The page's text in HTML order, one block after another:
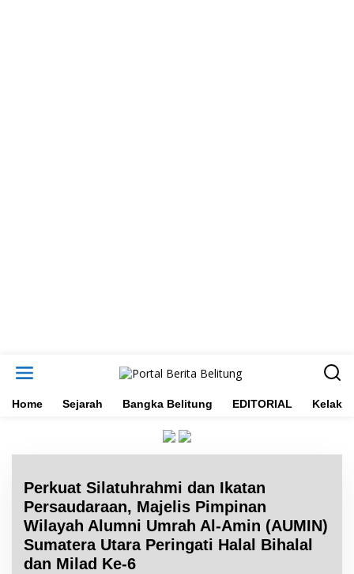
Home Sejarah Bangka Belitung EDITORIAL Kelakar
Perkuat Silatuhrahmi dan Ikatan
Persaudaraan, Majelis Pimpinan
Wilayah Alumni Umrah Al-Amin (AUMIN)
Sumatera Utara Peringati Halal Bihalal
dan Milad Ke-6